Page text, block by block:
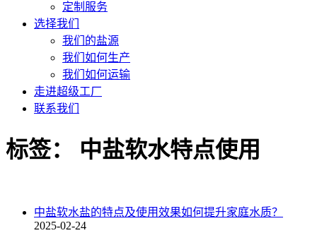
定制服务
选择我们
我们的盐源
我们如何生产
我们如何运输
走进超级工厂
联系我们
标签： 中盐软水特点使用
中盐软水盐的特点及使用效果如何提升家庭水质？
2025-02-24